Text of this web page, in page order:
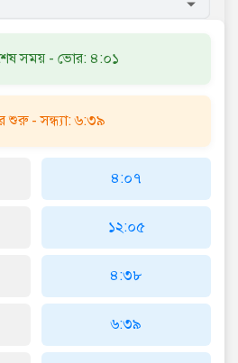
সময় - ভোর: ৪:০১
শুরু - সন্ধ্যা: ৬:৩৯
৪:০৭
১২:০৫
৪:৩৮
৬:৩৯